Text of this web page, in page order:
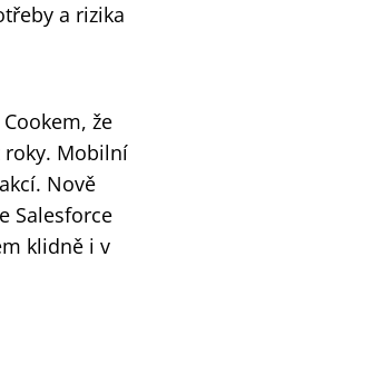
a rizika
že
roky. Mobilní
Nově
Salesforce
klidně i v